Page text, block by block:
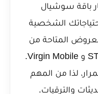
باقة سوشيال
الشخصية
للعروض المتاحة من
اتصالات ومنافسيها مثل STC و Virgin Mobile.
لذا من المهم
والترقيات.